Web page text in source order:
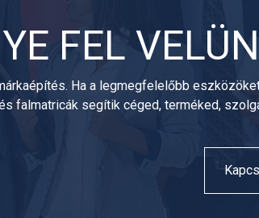
FEL
Ha a legmegfelelőbb
falmatricák segítik céged, terméked,